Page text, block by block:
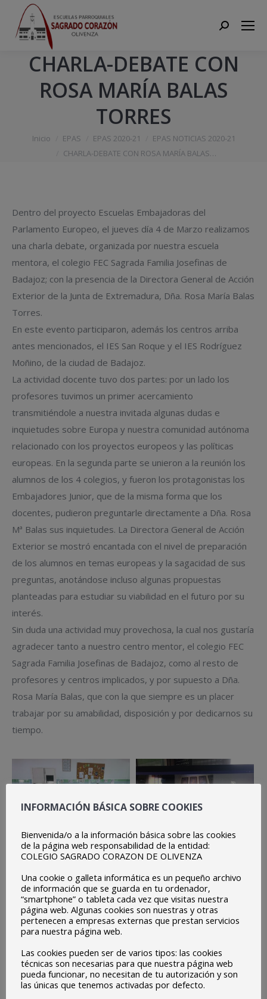
Search:
CHARLA-DEBATE CON
ROSA MARÍA BALAS
TORRES
Estás aquí:
Inicio EPAS EPAS 2020-21
EPAS NOTICIAS 2020-21
CHARLA-DEBATE CON ROSA MARÍA BALAS…
Dentro del proyecto Escuelas Embajadoras del
Parlamento Europeo, el jueves día 4 de Marzo realizamos
una charla debate, organizada por nuestra escuela
mentora, el colegio FEC Sagrada Familia Josefinas de
Badajoz; con la presencia de la Directora General de Acción
Exterior de la Junta de Extremadura, Dña. Rosa María Balas
Torres.
En este evento participaron, además los centros arriba
antes mencionados, el IES San Roque y el IES Rodríguez
Moñino, de la ciudad de Badajoz.
La actividad docente tuvo dos partes: por un lado los
profesores tuvimos un primer acercamiento
transmitiéndole a nuestra invitada algunas dudas e
inquietudes sobre Europa y nuestra comunidad autónoma
relacionado con los proyectos europeos y las políticas
europeas. En la segunda parte se unieron a la reunión los
alumnos de los 4 colegios, y fueron los protagonistas los
Embajadores Junior, que de la misma forma que los
docentes, pudieron preguntarle directamente a Dña. Rosa
Mª Balas sus inquietudes. La Directora General de Acción
Exterior se mostró encantada con el nivel de preparación
de los alumnos en temas europeas y la sagacidad de sus
preguntas, anotándose incluso algunas propuestas
planteadas para estudiar su viabilidad en el futuro por su
interés.
Sin duda una actividad muy provechosa, la cual nos gustaría
agradecer tanto a nuestro centro mentor, el colegio FEC
Sagrada Familia Josefinas de Badajoz, como al resto de
profesores y centros implicados, y por supuesto a Dña.
Rosa María Balas, que con la que siempre es un placer
trabajar por su amabilidad, disposición y por dedicarnos su
tiempo.
INFORMACIÓN BÁSICA SOBRE COOKIES
Bienvenida/o a la información básica sobre las cookies
de la página web responsabilidad de la entidad:
COLEGIO SAGRADO CORAZON DE OLIVENZA
Una cookie o galleta informática es un pequeño archivo
de información que se guarda en tu ordenador,
“smartphone” o tableta cada vez que visitas nuestra
página web. Algunas cookies son nuestras y otras
pertenecen a empresas externas que prestan servicios
para nuestra página web.
Las cookies pueden ser de varios tipos: las cookies
técnicas son necesarias para que nuestra página web
pueda funcionar, no necesitan de tu autorización y son
las únicas que tenemos activadas por defecto.